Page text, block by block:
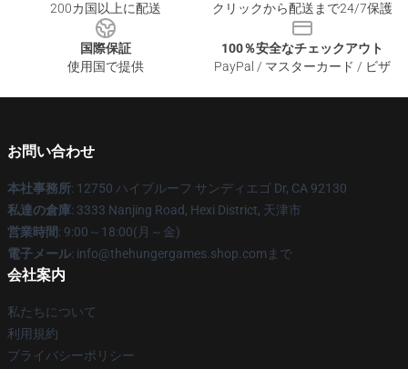
200カ国以上に配送
クリックから配送まで24/7保護
国際保証
使用国で提供
100％安全なチェックアウト
PayPal / マスターカード / ビザ
お問い合わせ
本社事務所: 12750 ハイブルーフ サンディエゴ Dr, CA 92130
私達の倉庫: 3333 Nanjing Road, Hexi District, 天津市
営業時間: 9:00～18:00(月～金)
電子メール: info@thehungergames.shop.comまで
会社案内
私たちについて
利用規約
プライバシーポリシー